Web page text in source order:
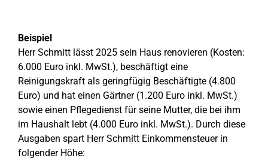
Beispiel
Herr Schmitt lässt 2025 sein Haus renovieren (Kosten:
6.000 Euro inkl. MwSt.), beschäftigt eine
Reinigungskraft als geringfügig Beschäftigte (4.800
Euro) und hat einen Gärtner (1.200 Euro inkl. MwSt.)
sowie einen Pflegedienst für seine Mutter, die bei ihm
im Haushalt lebt (4.000 Euro inkl. MwSt.). Durch diese
Ausgaben spart Herr Schmitt Einkommensteuer in
folgender Höhe: